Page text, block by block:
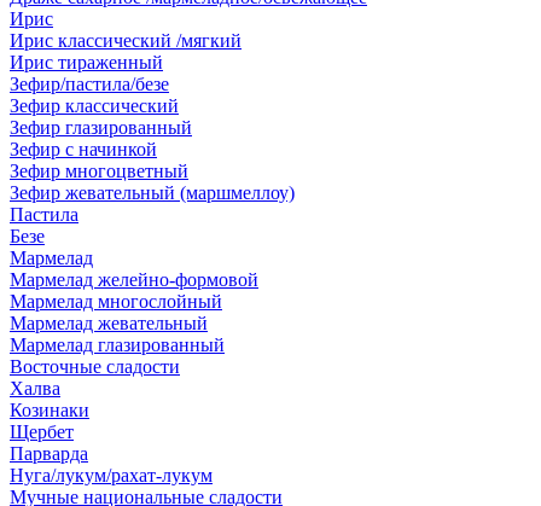
Ирис
Ирис классический /мягкий
Ирис тираженный
Зефир/пастила/безе
Зефир классический
Зефир глазированный
Зефир с начинкой
Зефир многоцветный
Зефир жевательный (маршмеллоу)
Пастила
Безе
Мармелад
Мармелад желейно-формовой
Мармелад многослойный
Мармелад жевательный
Мармелад глазированный
Восточные сладости
Халва
Козинаки
Щербет
Парварда
Нуга/лукум/рахат-лукум
Мучные национальные сладости